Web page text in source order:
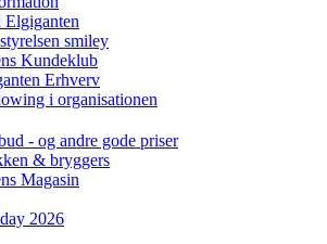
smiley
Kundeklub
Erhverv
i organisationen
- og andre gode priser
& bryggers
Magasin
2026